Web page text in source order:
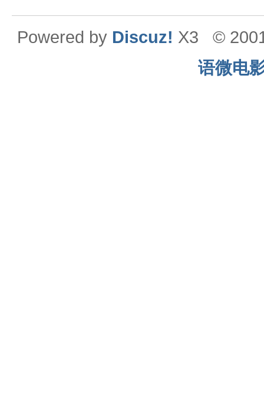
Powered by Discuz! X3
©
语微电